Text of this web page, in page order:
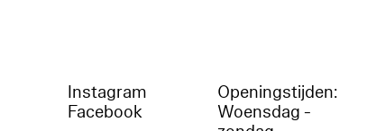
Instagram
Facebook
Openingstijden:
Woensdag -